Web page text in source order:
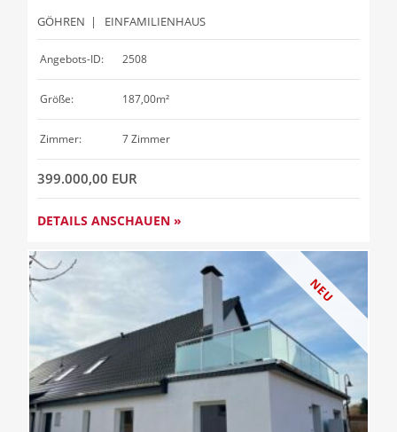
GÖHREN | EINFAMILIENHAUS
Angebots-ID: 2508
Größe: 187,00m²
Zimmer: 7 Zimmer
399.000,00 EUR
DETAILS ANSCHAUEN »
NEU